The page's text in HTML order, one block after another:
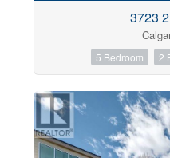
Sub Division
3723
5 Bedroom 2